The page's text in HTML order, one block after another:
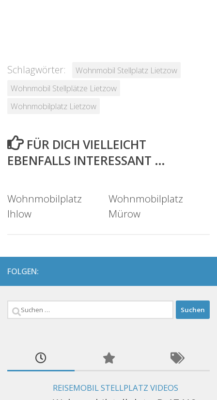
Schlagwörter:
Wohnmobil Stellplatz Lietzow
Wohnmobil Stellplätze Lietzow
Wohnmobilplatz Lietzow
FÜR DICH VIELLEICHT
EBENFALLS INTERESSANT …
Wohnmobilplatz
Ihlow
Wohnmobilplatz
Mürow
FOLGEN:
Suchen
REISEMOBIL STELLPLATZ VIDEOS